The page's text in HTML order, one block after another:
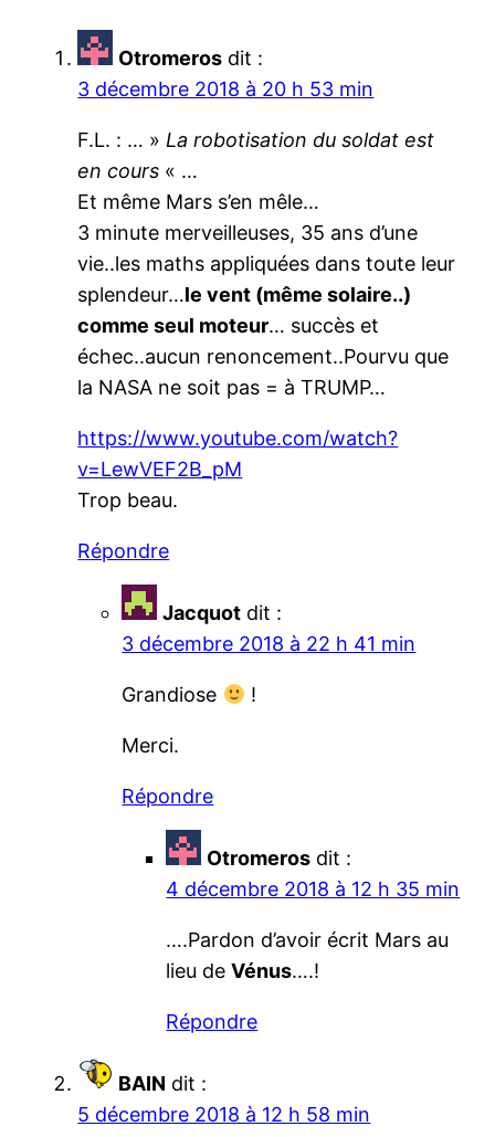
Otromeros dit :
3 décembre 2018 à 20 h 53 min
F.L. : … » La robotisation du soldat est
en cours « …
Et même Mars s’en mêle…
3 minute merveilleuses, 35 ans d’une
vie..les maths appliquées dans toute leur
splendeur…le vent (même solaire..)
comme seul moteur… succès et
échec..aucun renoncement..Pourvu que
la NASA ne soit pas = à TRUMP…
https://www.youtube.com/watch?
v=LewVEF2B_pM
Trop beau.
Répondre
Jacquot dit :
3 décembre 2018 à 22 h 41 min
Grandiose !
Merci.
Répondre
Otromeros dit :
4 décembre 2018 à 12 h 35 min
….Pardon d’avoir écrit Mars au
lieu deVénus….!
Répondre
BAIN dit :
5 décembre 2018 à 12 h 58 min